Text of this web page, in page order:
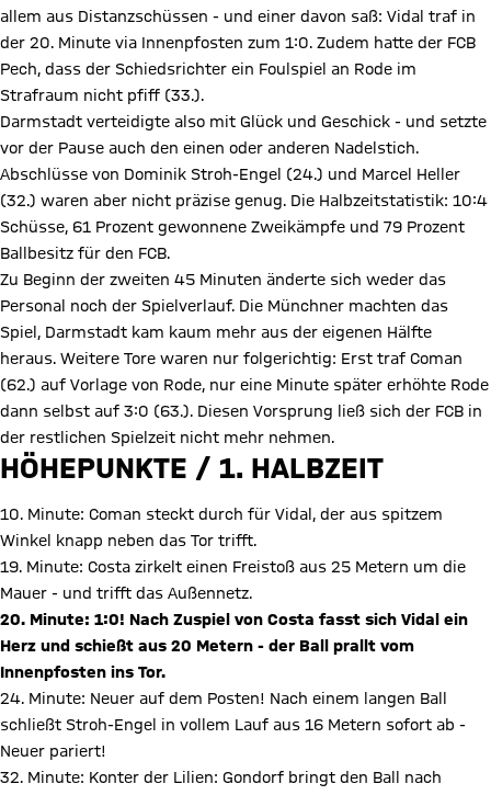
allem aus Distanzschüssen - und einer davon saß: Vidal traf in
der 20. Minute via Innenpfosten zum 1:0. Zudem hatte der FCB
Pech, dass der Schiedsrichter ein Foulspiel an Rode im
Strafraum nicht pfiff (33.).
Darmstadt verteidigte also mit Glück und Geschick - und setzte
vor der Pause auch den einen oder anderen Nadelstich.
Abschlüsse von Dominik Stroh-Engel (24.) und Marcel Heller
(32.) waren aber nicht präzise genug. Die Halbzeitstatistik: 10:4
Schüsse, 61 Prozent gewonnene Zweikämpfe und 79 Prozent
Ballbesitz für den FCB.
Zu Beginn der zweiten 45 Minuten änderte sich weder das
Personal noch der Spielverlauf. Die Münchner machten das
Spiel, Darmstadt kam kaum mehr aus der eigenen Hälfte
heraus. Weitere Tore waren nur folgerichtig: Erst traf Coman
(62.) auf Vorlage von Rode, nur eine Minute später erhöhte Rode
dann selbst auf 3:0 (63.). Diesen Vorsprung ließ sich der FCB in
der restlichen Spielzeit nicht mehr nehmen.
HÖHEPUNKTE / 1. HALBZEIT
10. Minute: Coman steckt durch für Vidal, der aus spitzem
Winkel knapp neben das Tor trifft.
19. Minute: Costa zirkelt einen Freistoß aus 25 Metern um die
Mauer - und trifft das Außennetz.
20. Minute: 1:0! Nach Zuspiel von Costa fasst sich Vidal ein
Herz und schießt aus 20 Metern - der Ball prallt vom
Innenpfosten ins Tor.
24. Minute: Neuer auf dem Posten! Nach einem langen Ball
schließt Stroh-Engel in vollem Lauf aus 16 Metern sofort ab -
Neuer pariert!
32. Minute: Konter der Lilien: Gondorf bringt den Ball nach